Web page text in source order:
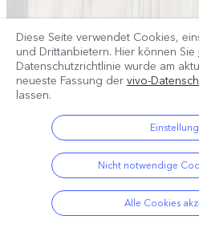
Diese Seite verwendet Cookies,
und Drittanbietern. Hier können Sie
Datenschutzrichtlinie wurde am
neueste Fassung der vivo-
lassen.
Nicht notwendige
Alle Cookies